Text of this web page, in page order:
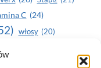
C (24)
włosy (20)
zęby